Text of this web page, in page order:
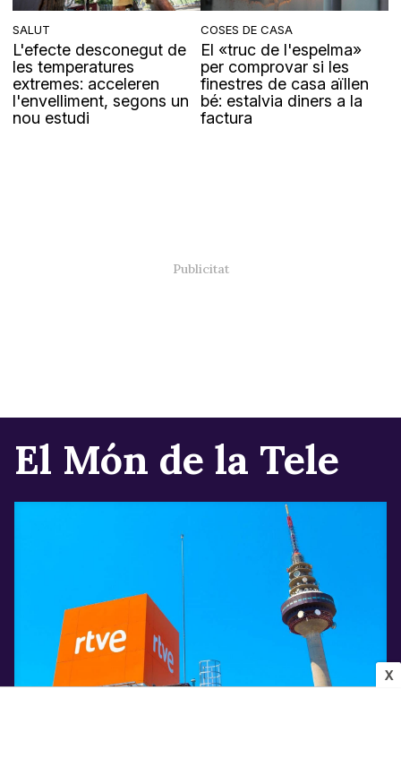
X
SALUT
L'efecte desconegut de
les temperatures
extremes: acceleren
l'envelliment, segons un
nou estudi
COSES DE CASA
El «truc de l'espelma»
per comprovar si les
finestres de casa aïllen
bé: estalvia diners a la
factura
El Món de la Tele